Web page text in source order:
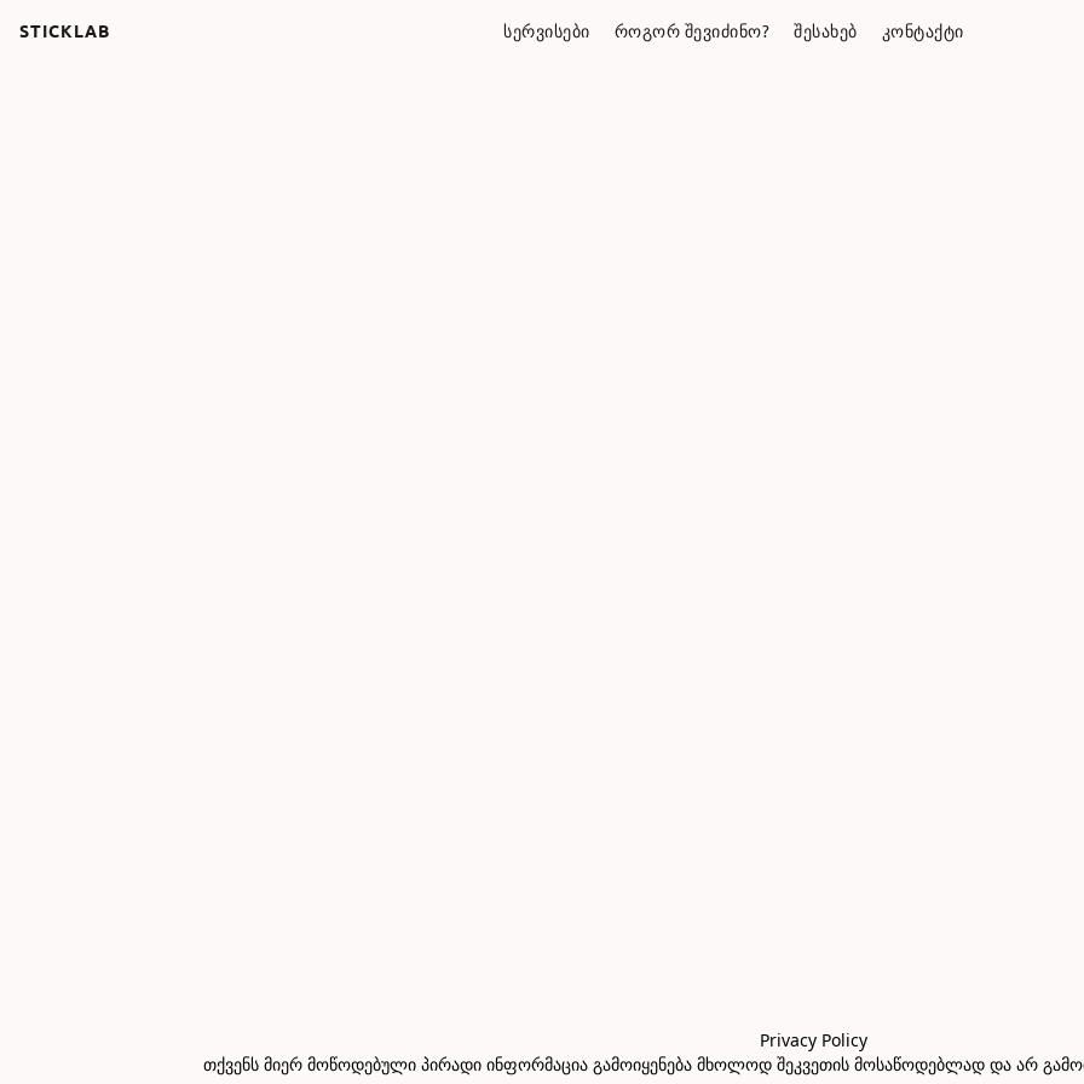
STICKLAB ᲡᲔᲠᲕᲘᲡᲔᲑᲘ ᲠᲝᲒᲝᲠ ᲨᲔᲕᲘᲫᲘᲜᲝ? ᲨᲔᲡᲐᲮᲔᲑ ᲙᲝᲜᲢᲐᲥᲢᲘ
Privacy Policy
თქვენს მიერ მოწოდებული პირადი ინფორმაცია გამოიყენება მხოლოდ შეკვეთის მოსაწოდებლად და არ